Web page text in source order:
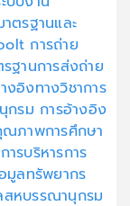
าตรฐานและ
การถ่าย
ฐานการส่งถ่าย
งอิงทางวิชาการ
กรม การอ้างอิง
ณภาพการศึกษา
การบริหารการ
มูลทรัพยากร
หบรรณานุกรม